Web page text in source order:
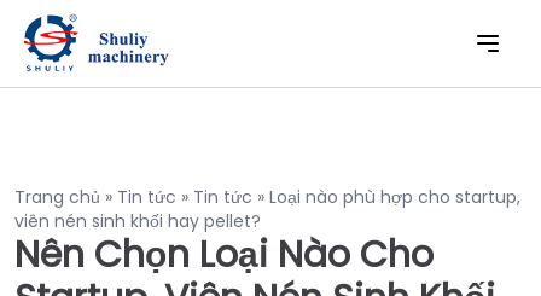
Trang chủ » Tin tức » Tin tức » Loại nào phù hợp cho startup,
viên nén sinh khối hay pellet?
Nên Chọn Loại Nào Cho